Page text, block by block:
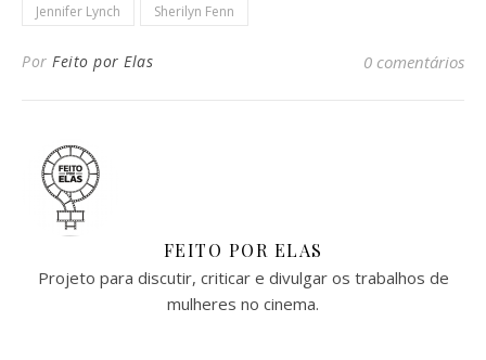
Jennifer Lynch Sherilyn Fenn
Por Feito por Elas 0 comentários
FEITO POR ELAS
Projeto para discutir, criticar e divulgar os trabalhos de
mulheres no cinema.